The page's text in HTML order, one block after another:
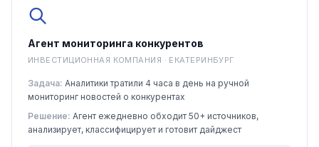
Агент мониторинга конкурентов
ИНВЕСТИЦИОННАЯ КОМПАНИЯ · ЕКАТЕРИНБУРГ
Задача: Аналитики тратили 4 часа в день на ручной
мониторинг новостей о конкурентах
Решение: Агент ежедневно обходит 50+ источников,
анализирует, классифицирует и готовит дайджест